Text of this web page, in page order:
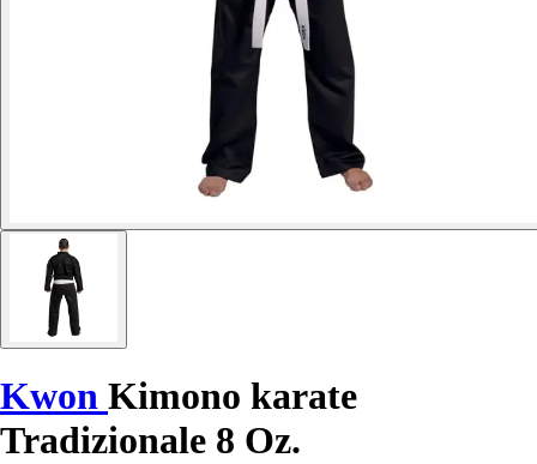
Kwon Kimono karate
Tradizionale 8 Oz.